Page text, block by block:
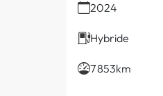
2024
Hybride
7 853km